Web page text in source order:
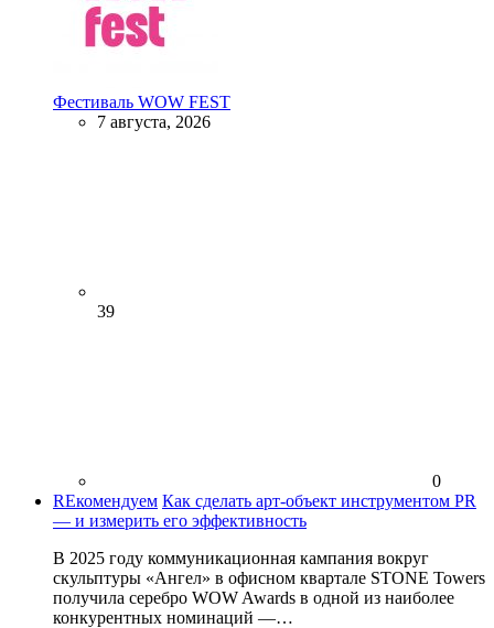
Фестиваль WOW FEST
7 августа, 2026
39
0
REкомендуем Как сделать арт-объект инструментом PR
— и измерить его эффективность
В 2025 году коммуникационная кампания вокруг
скульптуры «Ангел» в офисном квартале STONE Towers
получила серебро WOW Awards в одной из наиболее
конкурентных номинаций —…